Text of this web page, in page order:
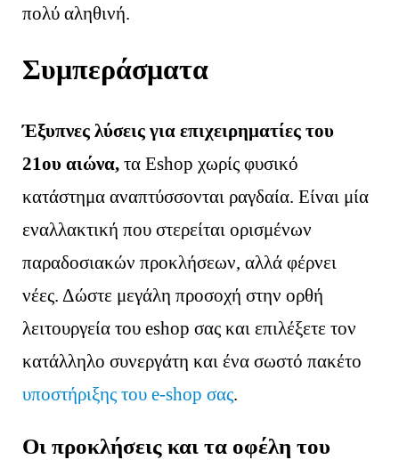
πολύ αληθινή.
Συμπεράσματα
Έξυπνες λύσεις για επιχειρηματίες του
21ου αιώνα, τα Eshop χωρίς φυσικό
κατάστημα αναπτύσσονται ραγδαία. Είναι μία
εναλλακτική που στερείται ορισμένων
παραδοσιακών προκλήσεων, αλλά φέρνει
νέες. Δώστε μεγάλη προσοχή στην ορθή
λειτουργεία του eshop σας και επιλέξετε τον
κατάλληλο συνεργάτη και ένα σωστό πακέτο
υποστήριξης του e-shop σας.
Οι προκλήσεις και τα οφέλη του